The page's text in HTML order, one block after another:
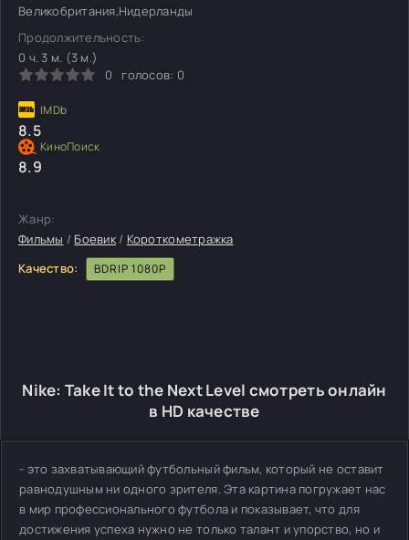
Великобритания,Нидерланды
Продолжительность:
0 ч. 3 м. (3 м.)
0
голосов: 0
8.5
8.9
Жанр:
Фильмы / Боевик/ Короткометражка
Качество:
BDRIP 1080P
Nike: Take It to the Next Level смотреть онлайн
в HD качестве
- это захватывающий футбольный фильм, который не оставит
равнодушным ни одного зрителя. Эта картина погружает нас
в мир профессионального футбола и показывает, что для
достижения успеха нужно не только талант и упорство, но и